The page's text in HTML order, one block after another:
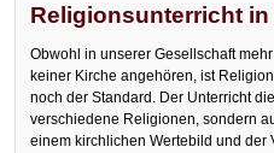
Religionsunterricht
Obwohl in unserer Gesellschaft
keiner Kirche angehören, ist
noch der Standard. Der Unterricht
verschiedene Religionen, sondern
einem kirchlichen Wertebild und der